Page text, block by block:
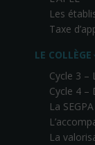
Les
Taxe
LE COLLÈGE
Cycle 3 –
Cycle 4 –
La SEGPA
La